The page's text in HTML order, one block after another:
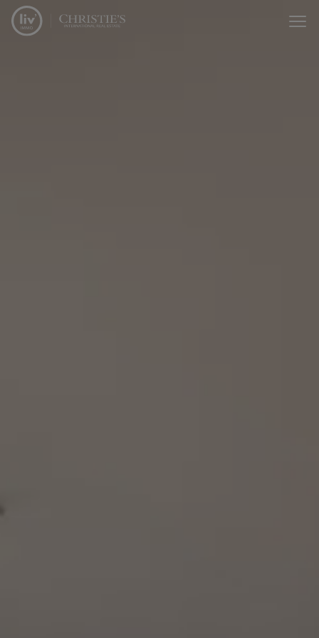
Menu overslaan en naar de inhoud gaan